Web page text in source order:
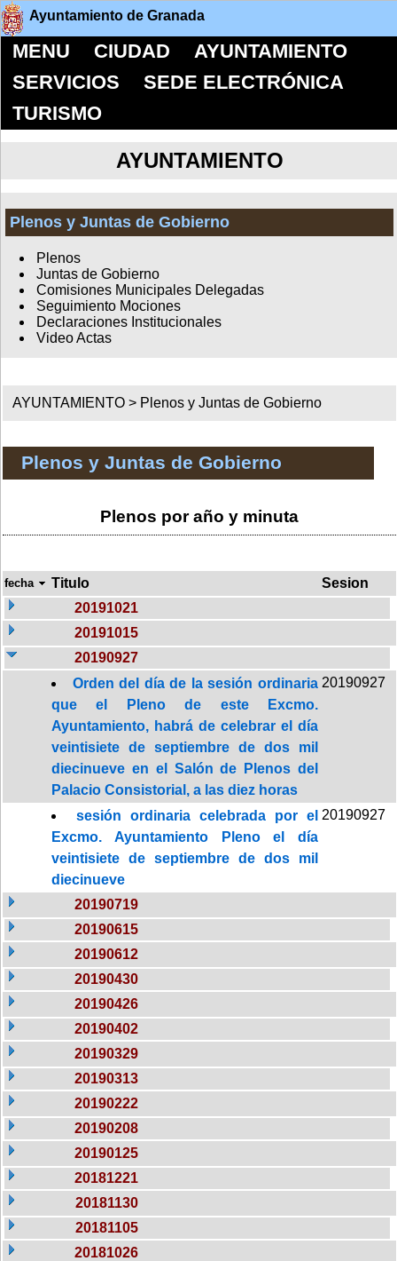
Ayuntamiento de Granada
MENU CIUDAD
AYUNTAMIENTO
SERVICIOS
SEDE ELECTRÓNICA
TURISMO
AYUNTAMIENTO
Plenos y Juntas de Gobierno
Plenos
Juntas de Gobierno
Comisiones Municipales Delegadas
Seguimiento Mociones
Declaraciones Institucionales
Video Actas
AYUNTAMIENTO > Plenos y Juntas de Gobierno
Plenos y Juntas de Gobierno
Plenos por año y minuta
fecha Titulo
Sesion
20191021
20191015
20190927
Orden del día de la sesión ordinaria
que el Pleno de este Excmo.
Ayuntamiento, habrá de celebrar el día
veintisiete de septiembre de dos mil
diecinueve en el Salón de Plenos del
Palacio Consistorial, a las diez horas
20190927
sesión ordinaria celebrada por el
Excmo. Ayuntamiento Pleno el día
veintisiete de septiembre de dos mil
diecinueve
20190927
20190719
20190615
20190612
20190430
20190426
20190402
20190329
20190313
20190222
20190208
20190125
20181221
20181130
20181105
20181026